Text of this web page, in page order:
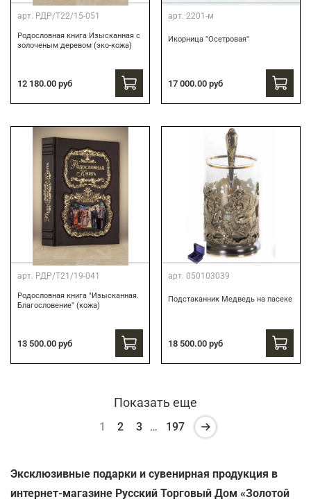
арт. РДР/Т22/15-051
Родословная книга Изысканная с
золоченым деревом (эко-кожа)
12 180.00 руб
арт. 2201-м
Икорница "Осетровая"
17 000.00 руб
арт. РДР/Т21/19-041
Родословная книга "Изысканная.
Благословение" (кожа)
13 500.00 руб
арт. 050103039
Подстаканник Медведь на пасеке
18 500.00 руб
Показать еще
1 2 3 … 197
Эксклюзивные подарки и сувенирная продукция в
интернет-магазине Русский Торговый Дом «Золотой